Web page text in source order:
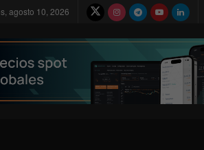
agosto 10, 2026